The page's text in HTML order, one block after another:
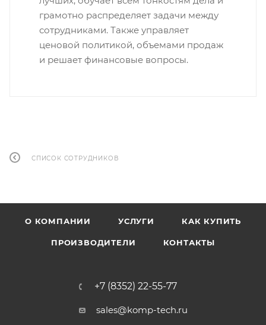
грамотно распределяет задачи между
сотрудниками. Также управляет
ценовой политикой, объемами продаж
и решает финансовые вопросы.
СПИСОК СОТРУДНИКОВ
О КОМПАНИИ УСЛУГИ КАК КУПИТЬ
ПРОИЗВОДИТЕЛИ КОНТАКТЫ
+7 (8352) 22-55-77
sales@komp-tech.ru